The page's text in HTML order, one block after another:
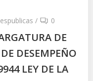
/ 0
DE
DESEMPEÑO
LEY DE LA